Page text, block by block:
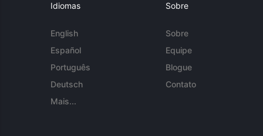
Idiomas
English
Español
Português
Deutsch
Mais...
Sobre
Sobre
Equipe
Blogue
Contato